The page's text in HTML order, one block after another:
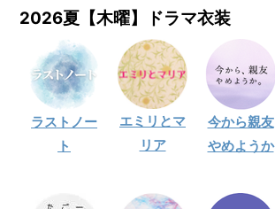
2026夏【木曜】ドラマ衣装
ラストノー
ト
エミリとマ
リア
今から親友
やめようか